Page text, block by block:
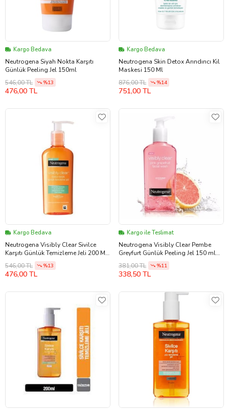
Kargo Bedava
Neutrogena Siyah Nokta Karşıtı
Günlük Peeling Jel 150ml
546,00 TL
%13
476,00 TL
Kargo Bedava
Neutrogena Skin Detox Arındırıcı Kil
Maskesi 150 Ml
876,00 TL
%14
751,00 TL
Kargo Bedava
Neutrogena Visibly Clear Sivilce
Karşıtı Günlük Temizleme Jeli 200 Ml
546,00 TL %13
476,00 TL
Kargo ile Teslimat
Neutrogena Visibly Clear Pembe
Greyfurt Günlük Peeling Jel 150 ml
381,00 TL %11
338,50 TL